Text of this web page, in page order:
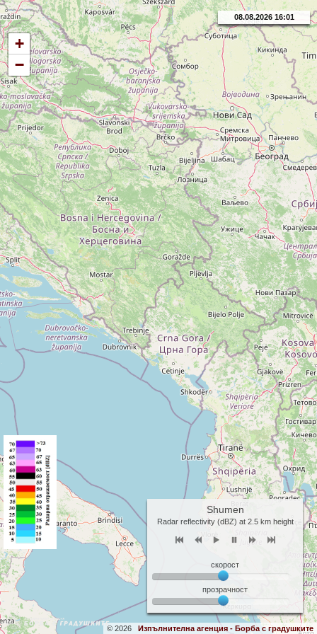
08.08.2026 16:01
+
−
© 2026 Изпълнителна агенция - Борба с градушките
Shumen
Radar reflectivity (dBZ) at 2.5 km height
скорост
прозрачност